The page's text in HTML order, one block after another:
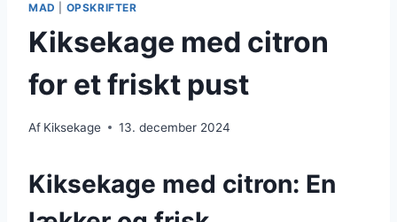
MAD OPSKRIFTER
Kiksekage med citron
for et friskt pust
Af Kiksekage 13. december 2024
Kiksekage med citron: En